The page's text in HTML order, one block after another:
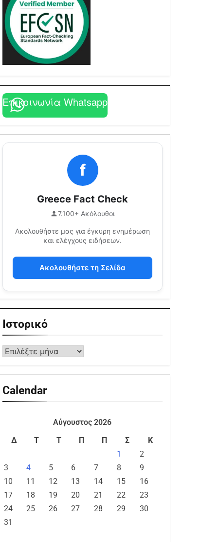
Επικοινωνία Whatsapp
f
Greece Fact Check
7.100+ Ακόλουθοι
Ακολουθήστε μας για έγκυρη ενημέρωση
και ελέγχους ειδήσεων.
Ακολουθήστε τη Σελίδα
Ιστορικό
Calendar
Αύγουστος 2026
Δ
Τ Τ Π Π Σ
Κ
1
2
3
4 5 6 7 8
9
10
11 12 13 14 15
16
17
18 19 20 21 22
23
24
25 26 27 28 29
30
31